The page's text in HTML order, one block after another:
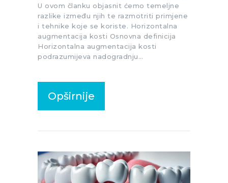
U ovom članku objasnit ćemo temeljne
razlike između njih te razmotriti primjene
i tehnike koje se koriste. Horizontalna
augmentacija kosti Osnovna definicija
Horizontalna augmentacija kosti
podrazumijeva nadogradnju…
Opširnije